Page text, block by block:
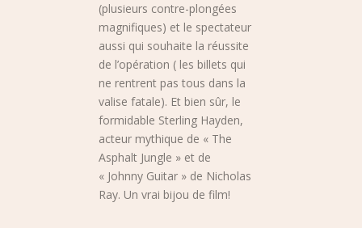
(plusieurs contre-plongées
magnifiques) et le spectateur
aussi qui souhaite la réussite
de l’opération ( les billets qui
ne rentrent pas tous dans la
valise fatale). Et bien sûr, le
formidable Sterling Hayden,
acteur mythique de « The
Asphalt Jungle » et de
« Johnny Guitar » de Nicholas
Ray. Un vrai bijou de film!